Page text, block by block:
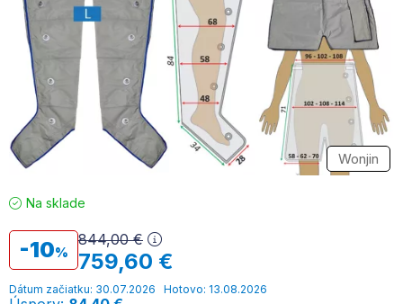
Wonjin
Na sklade
10 844,00€
759,60 €
Dátum začiatku: 30.07.2026 Hotovo: 13.08.2026